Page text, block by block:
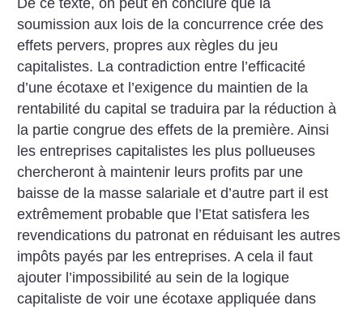
soumission aux lois de la concurrence crée des
effets pervers, propres aux règles du jeu
capitalistes. La contradiction entre l’efficacité
d’une écotaxe et l’exigence du maintien de la
rentabilité du capital se traduira par la réduction à
la partie congrue des effets de la première. Ainsi
les entreprises capitalistes les plus pollueuses
chercheront à maintenir leurs profits par une
baisse de la masse salariale et d’autre part il est
extrêmement probable que l’Etat satisfera les
revendications du patronat en réduisant les autres
impôts payés par les entreprises. A cela il faut
ajouter l’impossibilité au sein de la logique
capitaliste de voir une écotaxe appliquée dans